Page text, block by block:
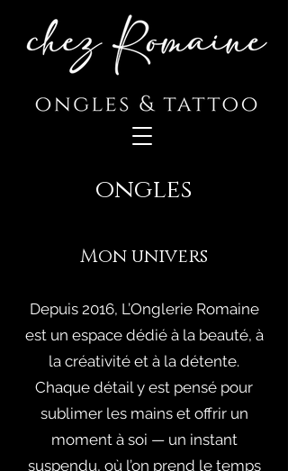
ongles
Mon univers
Depuis 2016, L’Onglerie Romaine
est un espace dédié à la beauté, à
la créativité et à la détente.
Chaque détail y est pensé pour
sublimer les mains et offrir un
moment à soi — un instant
suspendu, où l’on prend le temps